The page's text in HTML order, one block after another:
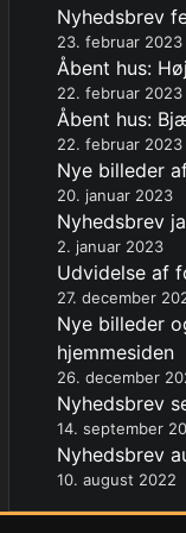
Nyhedsbrev
23. februar 2023
Åbent hus:
22. februar 2023
Åbent hus:
22. februar 2023
Nye billeder
20. januar 2023
Nyhedsbrev
2. januar 2023
Udvidelse af
27. december
Nye billeder
hjemmesiden
26. december
Nyhedsbrev
14. september
Nyhedsbrev
10. august 2022